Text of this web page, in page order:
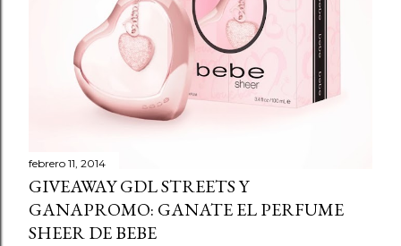
r
i
o
febrero 11, 2014
GIVEAWAY GDL STREETS Y
GANAPROMO: GANATE EL PERFUME
SHEER DE BEBE